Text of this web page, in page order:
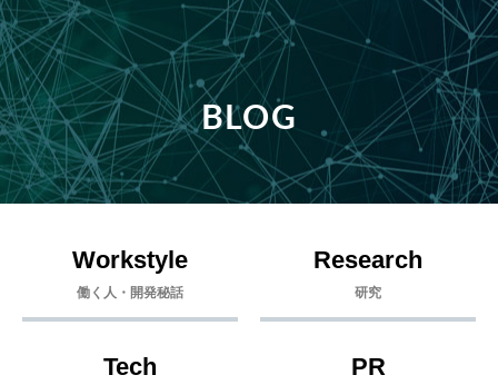
BLOG
Workstyle
働く人・開発秘話
Research
研究
Tech PR